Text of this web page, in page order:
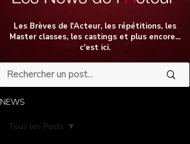
Les Brèves de l'Acteur, les répétitions, les
Master classes, les castings et plus encore...
c'est ici.
NEWS
Tous les Posts